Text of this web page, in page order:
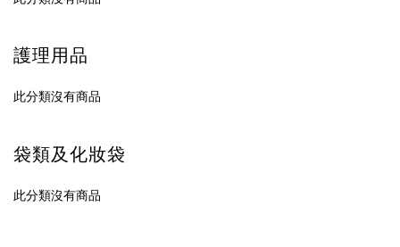
護理用品
此分類沒有商品
袋類及化妝袋
此分類沒有商品